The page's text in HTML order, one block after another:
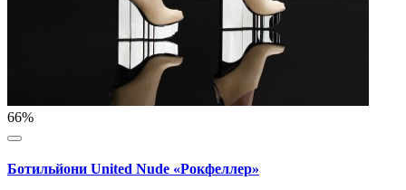
66%
Ботильйони United Nude «Рокфеллер»